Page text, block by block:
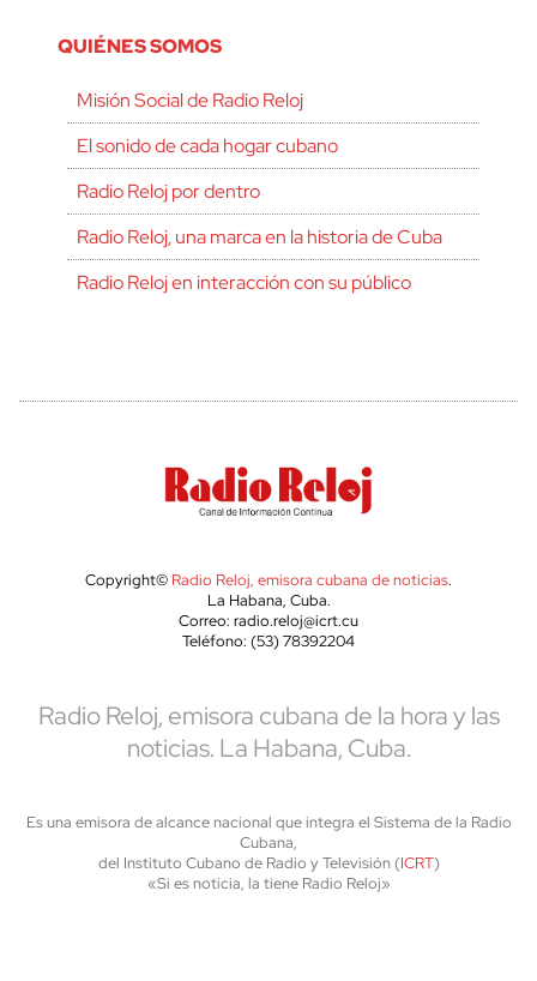
QUIÉNES SOMOS
Misión Social de Radio Reloj
El sonido de cada hogar cubano
Radio Reloj por dentro
Radio Reloj, una marca en la historia de Cuba
Radio Reloj en interacción con su público
Copyright© Radio Reloj, emisora cubana de noticias.
La Habana, Cuba.
Correo: radio.reloj@icrt.cu
Teléfono: (53) 78392204
Radio Reloj, emisora cubana de la hora y las
noticias. La Habana, Cuba.
Es una emisora de alcance nacional que integra el Sistema de la Radio
Cubana,
del Instituto Cubano de Radio y Televisión (ICRT)
«Si es noticia, la tiene Radio Reloj»